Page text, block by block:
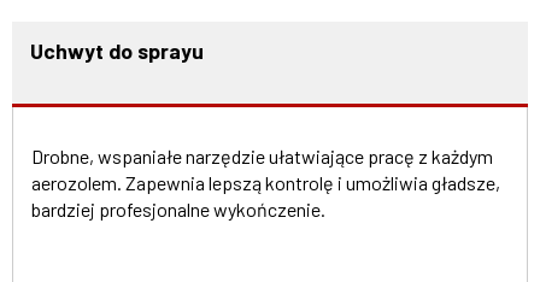
Uchwyt do sprayu
Drobne, wspaniałe narzędzie ułatwiające pracę z każdym
aerozolem. Zapewnia lepszą kontrolę i umożliwia gładsze,
bardziej profesjonalne wykończenie.